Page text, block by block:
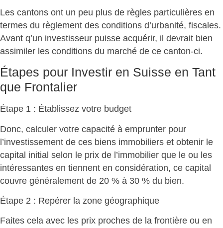
Les cantons ont un peu plus de règles particulières en
termes du règlement des conditions d’urbanité, fiscales.
Avant q’un investisseur puisse acquérir, il devrait bien
assimiler les conditions du marché de ce canton-ci.
Étapes pour Investir en Suisse en Tant
que Frontalier
Étape 1 : Établissez votre budget
Donc, calculer votre capacité à emprunter pour
l’investissement de ces biens immobiliers et obtenir le
capital initial selon le prix de l’immobilier que le ou les
intéressantes en tiennent en considération, ce capital
couvre généralement de 20 % à 30 % du bien.
Étape 2 : Repérer la zone géographique
Faites cela avec les prix proches de la frontière ou en